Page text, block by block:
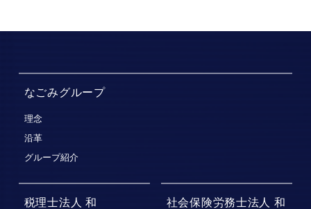
なごみグループ
理念
沿革
グループ紹介
税理士法人 和 社会保険労務士法人 和